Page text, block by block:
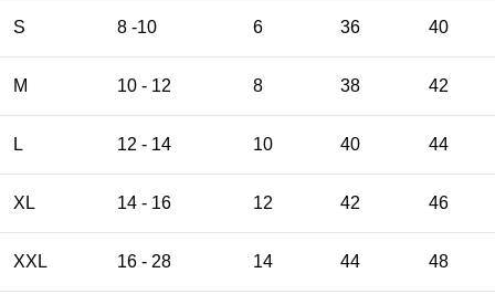
S 8 -10 6 36 40
M 10 - 12 8 38 42
L 12 - 14 10 40 44
XL 14 - 16 12 42 46
XXL 16 - 28 14 44 48